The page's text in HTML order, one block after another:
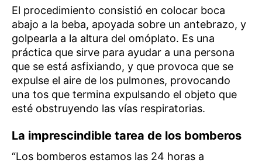
El procedimiento consistió en colocar boca
abajo a la beba, apoyada sobre un antebrazo, y
golpearla a la altura del omóplato. Es una
práctica que sirve para ayudar a una persona
que se está asfixiando, y que provoca que se
expulse el aire de los pulmones, provocando
una tos que termina expulsando el objeto que
esté obstruyendo las vías respiratorias.
La imprescindible tarea de los bomberos
“Los bomberos estamos las 24 horas a